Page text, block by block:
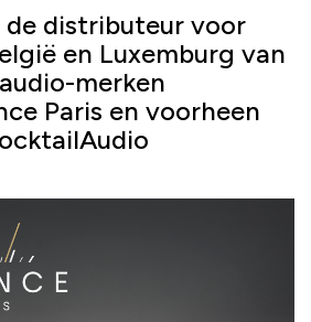
de distributeur voor
en Luxemburg van
merken
Paris en voorheen